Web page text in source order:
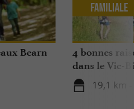
Bearn
4 bonnes
dans le Vic-
19,1 km
Familiale